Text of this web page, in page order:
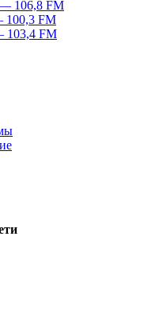
106,8 FM
100,3 FM
103,4 FM